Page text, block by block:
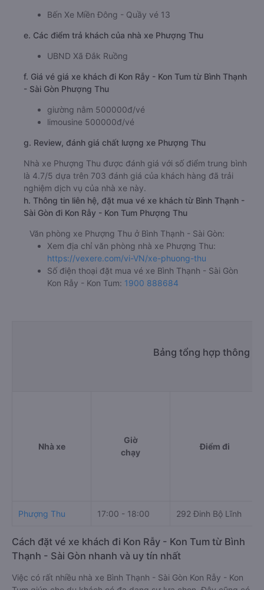
Bến Xe Miền Đông - Quầy vé 13
e. Các điểm trả khách của nhà xe Phượng Thu
UBND Xã Đắk Ruồng
f. Giá vé giá xe khách đi Kon Rẫy - Kon Tum từ Bình Thạnh
- Sài Gòn Phượng Thu
giường nằm 500000đ/vé
limousine 500000đ/vé
g. Review, đánh giá chất lượng xe Phượng Thu
Nhà xe Phượng Thu được đánh giá với số điểm trung bình
là 4.7/5 dựa trên 703 đánh giá của khách hàng đã trải
nghiệm dịch vụ của nhà xe này.
h. Thông tin liên hệ, đặt mua vé xe khách từ Bình Thạnh -
Sài Gòn đi Kon Rẫy - Kon Tum Phượng Thu
Văn phòng xe Phượng Thu ở Bình Thạnh - Sài Gòn:
Xem địa chỉ văn phòng nhà xe Phượng Thu:
https://vexere.com/vi-VN/xe-phuong-thu
Số điện thoại đặt mua vé xe Bình Thạnh - Sài Gòn
Kon Rẫy - Kon Tum: 1900 888684
Bảng tổng hợp thông
Nhà xe
Giờ
chạy
Điểm đi
Phượng Thu 17:00 - 18:00 292 Đinh Bộ Lĩnh
Cách đặt vé xe khách đi Kon Rẫy - Kon Tum từ Bình
Thạnh - Sài Gòn nhanh và uy tín nhất
Việc có rất nhiều nhà xe Bình Thạnh - Sài Gòn Kon Rẫy - Kon